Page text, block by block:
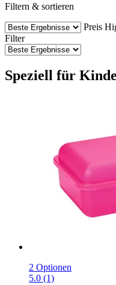
Filtern & sortieren
Preis
Filter
Speziell für
2 Optionen
5.0 (1)